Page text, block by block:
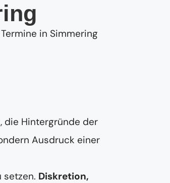
in Simmering
die Hintergründe der
Ausdruck einer
setzen. Diskretion,